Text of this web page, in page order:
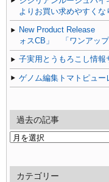
よりお買い求めやすくな
New
ォスCB」 「ワンアップ
子実用とうもろこし情
ゲノム編集トマトピュ
過去の記事
過
記カテゴリー